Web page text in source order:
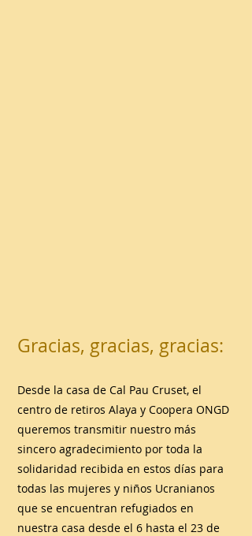
Gracias, gracias, gracias:
Desde la casa de Cal Pau Cruset, el
centro de retiros Alaya y Coopera ONGD
queremos transmitir nuestro más
sincero agradecimiento por toda la
solidaridad recibida en estos días para
todas las mujeres y niños Ucranianos
que se encuentran refugiados en
nuestra casa desde el 6 hasta el 23 de